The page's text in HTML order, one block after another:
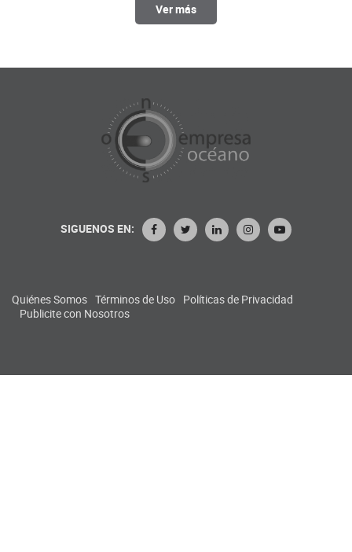
Ver más
SIGUENOS EN:
Quiénes Somos Términos de Uso Políticas de Privacidad
Publicite con Nosotros